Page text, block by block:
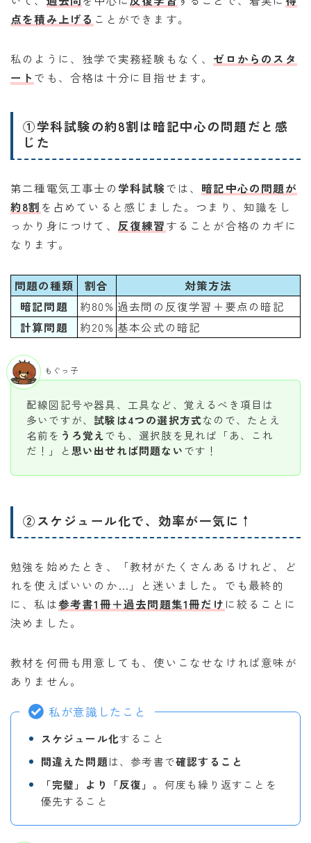
点を積み上げる ことができます。
私のように、独学で実務経験もなく、 ゼロからのスタ
ート でも、合格は十分に目指せます。
①学科試験の約8割は暗記中心の問題だと感
じた
第二種電気工事士の 学科試験では、 暗記中心の問題が
約8割 を占めていると感じました。つまり、知識をし
っかり身につけて、 反復練習することが合格のカギに
なります。
問題の種類 割合
対策方法
暗記問題
約80% 過去問の反復学習＋要点の暗記
計算問題
約20% 基本公式の暗記
配線図記号や器具、工具など、覚えるべき項目は
多いですが、 試験は4つの選択方式なので、たとえ
名前を うろ覚えでも、選択肢を見れば「あ、これ
だ！」と 思い出せれば問題ないです！
もぐっ子
②スケジュール化で、効率が一気に↑
勉強を始めたとき、「教材がたくさんあるけれど、ど
れを使えばいいのか…」と迷いました。でも最終的
に、私は参考書1冊＋過去問題集1冊だけ に絞ることに
決めました。
教材を何冊も用意しても、使いこなせなければ意味が
ありません。
私が意識したこと
スケジュール化すること
間違えた問題は、参考書で確認すること
「完璧」より「反復」。 何度も繰り返すことを
優先すること